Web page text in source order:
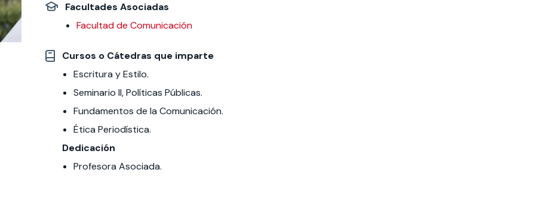
Facultades Asociadas
Facultad de Comunicación
Cursos o Cátedras que imparte
Escritura y Estilo.
Seminario II, Políticas Públicas.
Fundamentos de la Comunicación.
Ética Periodística.
Dedicación
Profesora Asociada.